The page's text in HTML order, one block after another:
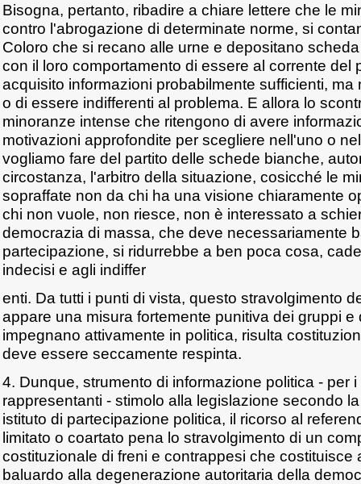
Bisogna, pertanto, ribadire a chiare lettere che le
contro l'abrogazione di determinate norme, si
Coloro che si recano alle urne e depositano
con il loro comportamento di essere al corrente del
acquisito informazioni probabilmente sufficienti, ma
o di essere indifferenti al problema. E allora lo
minoranze intense che ritengono di avere
motivazioni approfondite per scegliere nell'uno o
vogliamo fare del partito delle schede bianche,
circostanza, l'arbitro della situazione, cosicché le
sopraffate non da chi ha una visione chiaramente
chi non vuole, non riesce, non è interessato a
democrazia di massa, che deve necessariamente
partecipazione, si ridurrebbe a ben poca cosa,
indecisi e agli indiffer
enti. Da tutti i punti di vista, questo stravolgimento
appare una misura fortemente punitiva dei gruppi e
impegnano attivamente in politica, risulta
deve essere seccamente respinta.
4. Dunque, strumento di informazione politica - per
rappresentanti - stimolo alla legislazione secondo
istituto di partecipazione politica, il ricorso al
limitato o coartato pena lo stravolgimento di un
costituzionale di freni e contrappesi che costituisce
baluardo alla degenerazione autoritaria della